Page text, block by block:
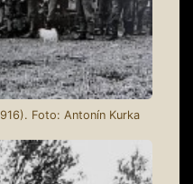
Foto: Antonín Kurka